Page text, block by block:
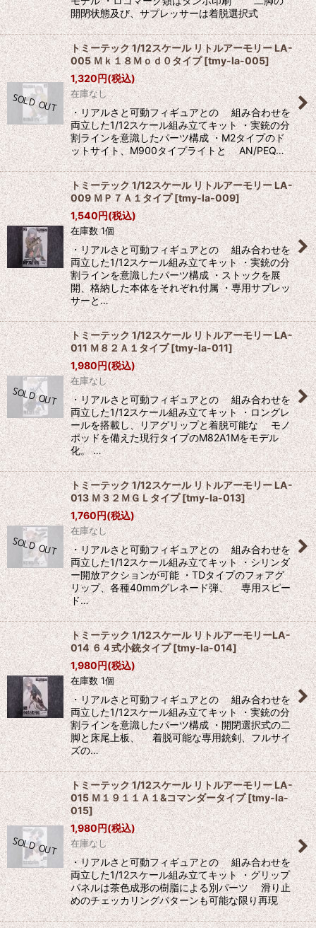
開閉状態及び、サプレッサーは着脱選択式
トミーテック 1/12スケール リトルアーモリー LA-
005 Ｍｋ１８Ｍｏｄ０タイプ [tmy-la-005]
1,320円(税込)
在庫なし
・リアルさと可動フィギュアとの 組み合わせを
両立した1/12スケール組み立てキット ・実銃の分
割ラインを意識したパーツ構成 ・M2タイプのド
ットサイト、M900タイプライトと AN/PEQ…
トミーテック 1/12スケール リトルアーモリー LA-
009 ＭＰ７Ａ１タイプ[tmy-la-009]
1,540円(税込)
在庫数 1個
・リアルさと可動フィギュアとの 組み合わせを
両立した1/12スケール組み立てキット ・実銃の分
割ラインを意識したパーツ構成 ・ストックを展
開、格納した本体をそれぞれ付属 ・専用サプレッ
サーと…
トミーテック 1/12スケール リトルアーモリー LA-
011 Ｍ８２Ａ１タイプ[tmy-la-011]
1,980円(税込)
在庫なし
・リアルさと可動フィギュアとの 組み合わせを
両立した1/12スケール組み立てキット ・ロングレ
ールを搭載し、リアグリップと着脱可能な モノ
ポッドを備えた現行タイプのM82A1Mをモデル
化。 …
トミーテック 1/12スケール リトルアーモリー LA-
013 Ｍ３２ＭＧＬタイプ[tmy-la-013]
1,760円(税込)
在庫なし
・リアルさと可動フィギュアとの 組み合わせを
両立した1/12スケール組み立てキット ・シリンダ
ー開放アクションが可能 ・TDタイプのフォアグ
リップ、各種40mmグレネード弾、 専用スピー
ド…
トミーテック 1/12スケール リトルアーモリーLA-
014 ６４式小銃タイプ[tmy-la-014]
1,980円(税込)
在庫数 1個
・リアルさと可動フィギュアとの 組み合わせを
両立した1/12スケール組み立てキット ・実銃の分
割ラインを意識したパーツ構成 ・開閉選択式の二
脚と床尾上板、 着脱可能な専用銃剣、フルサイ
ズの…
トミーテック 1/12スケール リトルアーモリー LA-
015 Ｍ１９１１Ａ１&コマンダータイプ[tmy-la-
015]
1,980円(税込)
在庫なし
・リアルさと可動フィギュアとの 組み合わせを
両立した1/12スケール組み立てキット ・グリップ
パネルは茶色成形の樹脂による別パーツ 滑り止
めのチェッカリングパターンも可能な限り再現